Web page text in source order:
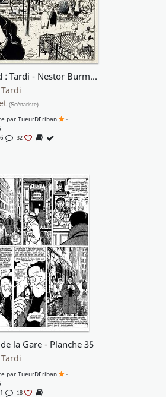
On Hold : Tardi - Nestor Burma - 120 rue de la gare (EN)
(Scénariste)
par TueurDEriban
-
32
la Gare - Planche 35
par TueurDEriban
-
18